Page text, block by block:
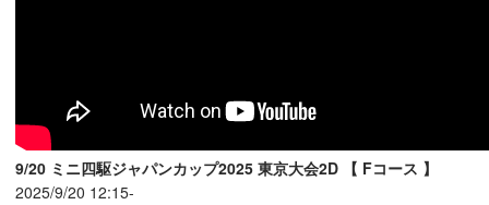
9/20 ミニ四駆ジャパンカップ2025 東京大会2D 【 Fコース 】
2025/9/20 12:15-